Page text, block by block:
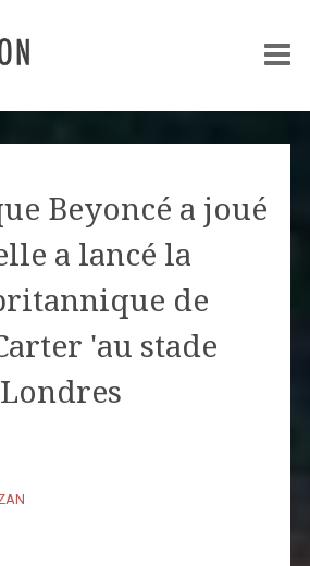
Beyoncé a joué
a lancé la
de
'au stade